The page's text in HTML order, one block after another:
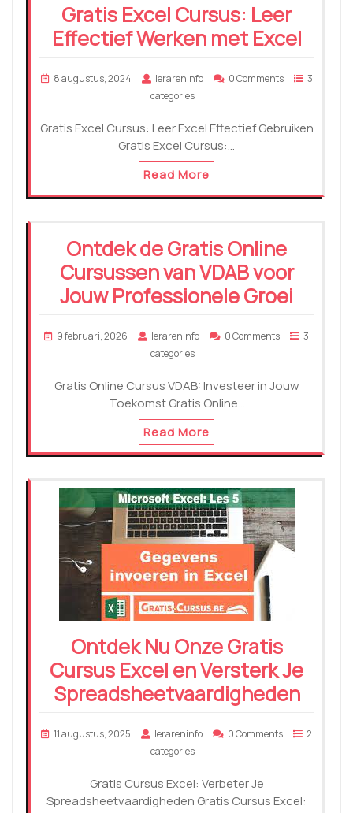
Gratis Excel Cursus: Leer
Effectief Werken met Excel
8 augustus, 2024 lerareninfo 0 Comments
3
categories
Gratis Excel Cursus: Leer Excel Effectief Gebruiken
Gratis Excel Cursus:…
Read More
Ontdek de Gratis Online
Cursussen van VDAB voor
Jouw Professionele Groei
9 februari, 2026 lerareninfo 0 Comments
3
categories
Gratis Online Cursus VDAB: Investeer in Jouw
Toekomst Gratis Online…
Read More
Ontdek Nu Onze Gratis
Cursus Excel en Versterk Je
Spreadsheetvaardigheden
11 augustus, 2025 lerareninfo 0 Comments
2
categories
Gratis Cursus Excel: Verbeter Je
Spreadsheetvaardigheden Gratis Cursus Excel: